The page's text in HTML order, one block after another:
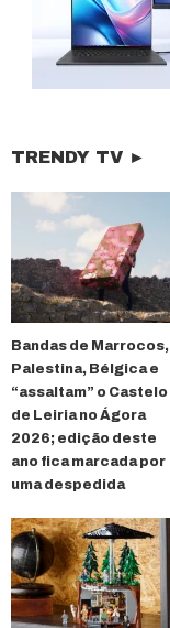
TRENDY TV ►
Bandas de Marrocos,
Palestina, Bélgica e
“assaltam” o Castelo
de Leiria no Ágora
2026; edição deste
ano fica marcada por
uma despedida